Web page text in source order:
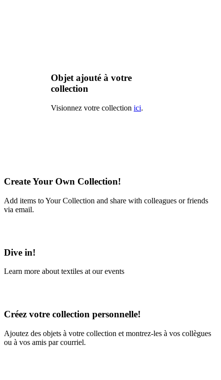
Objet ajouté à votre
collection
Visionnez votre collection ici.
Create Your Own Collection!
Add items to Your Collection and share with colleagues or friends
via email.
Dive in!
Learn more about textiles at our events
Créez votre collection personnelle!
Ajoutez des objets à votre collection et montrez-les à vos collègues
ou à vos amis par courriel.